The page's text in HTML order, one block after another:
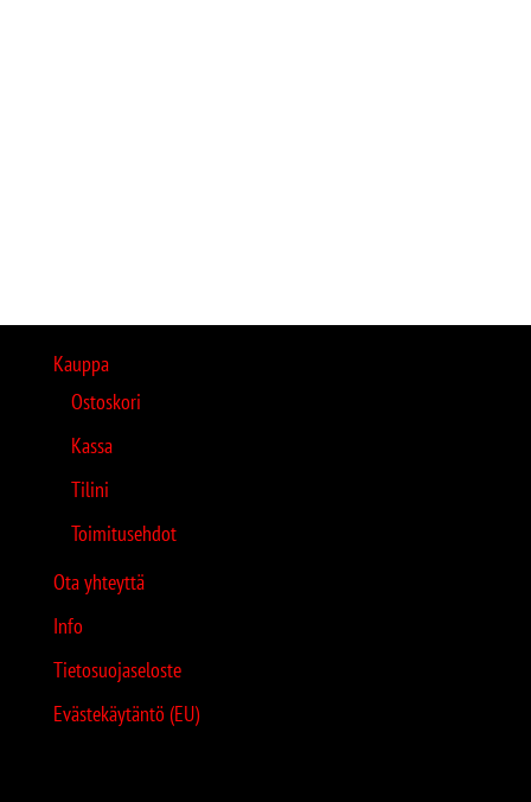
Kauppa
Ostoskori
Kassa
Tilini
Toimitusehdot
Ota yhteyttä
Info
Tietosuojaseloste
Evästekäytäntö (EU)